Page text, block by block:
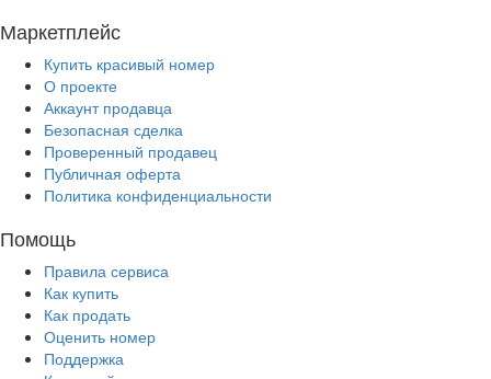
Маркетплейс
Купить красивый номер
О проекте
Аккаунт продавца
Безопасная сделка
Проверенный продавец
Публичная оферта
Политика конфиденциальности
Помощь
Правила сервиса
Как купить
Как продать
Оценить номер
Поддержка